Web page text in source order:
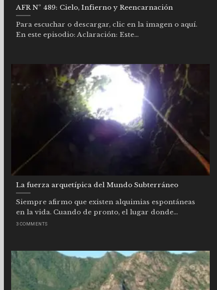
AFR Nº 489: Cielo, Infierno y Reencarnación
Para escuchar o descargar, clic en la imagen o aquí.
En este episodio: Aclaración: Este...
La fuerza arquetípica del Mundo Subterráneo
Siempre afirmo que existen alquimias espontáneas
en la vida. Cuando de pronto, el lugar donde...
3 COMMENTS